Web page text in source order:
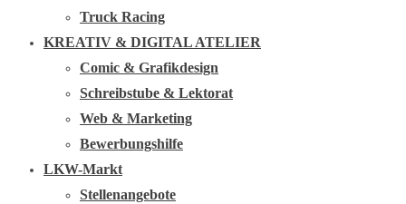
Truck Racing
KREATIV & DIGITAL ATELIER
Comic & Grafikdesign
Schreibstube & Lektorat
Web & Marketing
Bewerbungshilfe
LKW-Markt
Stellenangebote